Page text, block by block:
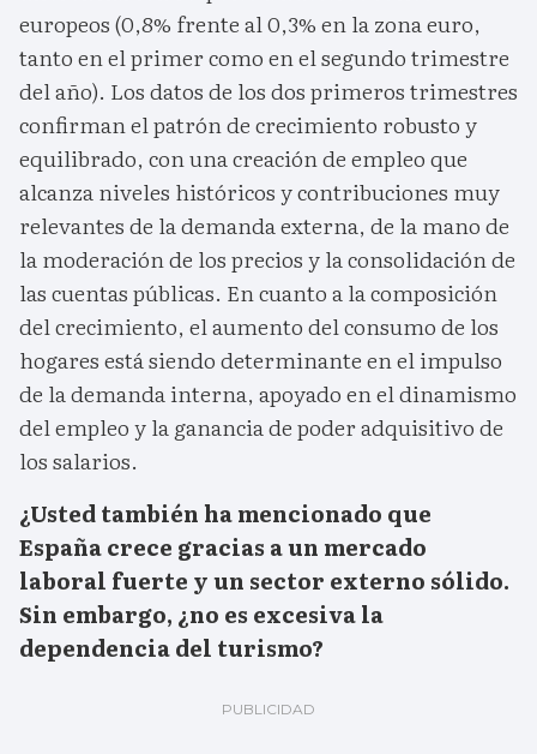
europeos (0,8% frente al 0,3% en la zona euro,
tanto en el primer como en el segundo trimestre
del año). Los datos de los dos primeros trimestres
confirman el patrón de crecimiento robusto y
equilibrado, con una creación de empleo que
alcanza niveles históricos y contribuciones muy
relevantes de la demanda externa, de la mano de
la moderación de los precios y la consolidación de
las cuentas públicas. En cuanto a la composición
del crecimiento, el aumento del consumo de los
hogares está siendo determinante en el impulso
de la demanda interna, apoyado en el dinamismo
del empleo y la ganancia de poder adquisitivo de
los salarios.
¿Usted también ha mencionado que
España crece gracias a un mercado
laboral fuerte y un sector externo sólido.
Sin embargo, ¿no es excesiva la
dependencia del turismo?